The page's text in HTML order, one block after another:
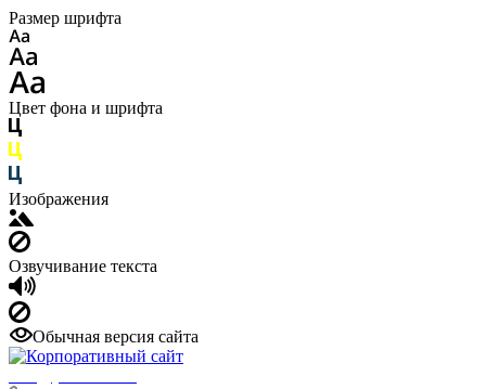
Размер шрифта
Цвет фона и шрифта
Изображения
Озвучивание текста
Обычная версия сайта